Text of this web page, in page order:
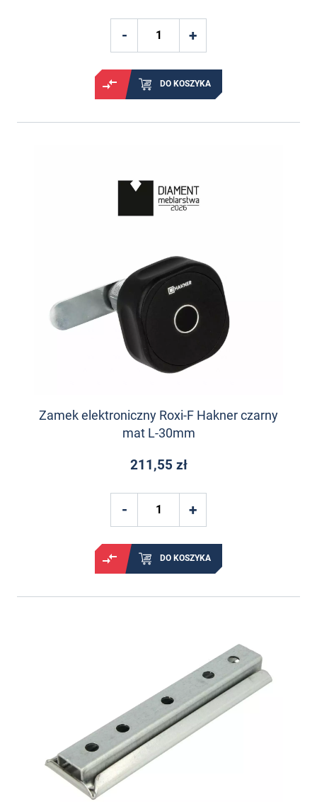
DO KOSZYKA
Zamek elektroniczny Roxi-F Hakner czarny
mat L-30mm
211,55 zł
DO KOSZYKA